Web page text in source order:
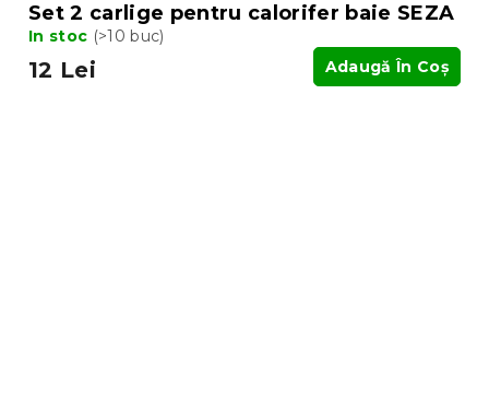
Set 2 carlige pentru calorifer baie SEZA
In stoc (>10 buc)
12 Lei Adaugă În Coş